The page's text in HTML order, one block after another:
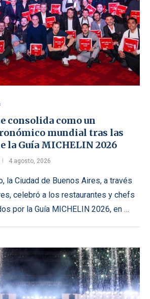
consolida como un
mundial tras las
la Guía MICHELIN 2026
4 agosto, 2026
la Ciudad de Buenos Aires, a través
celebró a los restaurantes y chefs
por la Guía MICHELIN 2026, en …